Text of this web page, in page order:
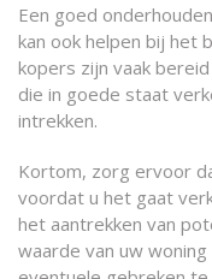
Een goed
kan ook helpen bij het
kopers zijn vaak
die in goede staat
intrekken.
Kortom, zorg ervoor
voordat u het gaat
het aantrekken van
waarde van uw